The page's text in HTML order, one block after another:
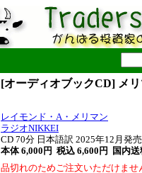
[オーディオブックCD] メ
レイモンド・A・メリマン
ラジオNIKKEI
CD 70分 日本語訳 2025年12月発売
本体 6,000円 税込 6,600円
国内送
品切れのためご注文いただけませ